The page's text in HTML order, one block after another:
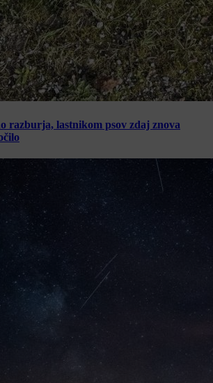
razburja, lastnikom psov zdaj znova